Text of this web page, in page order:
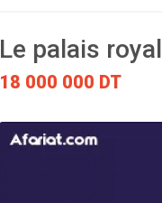
Le palais
18 000 000 DT